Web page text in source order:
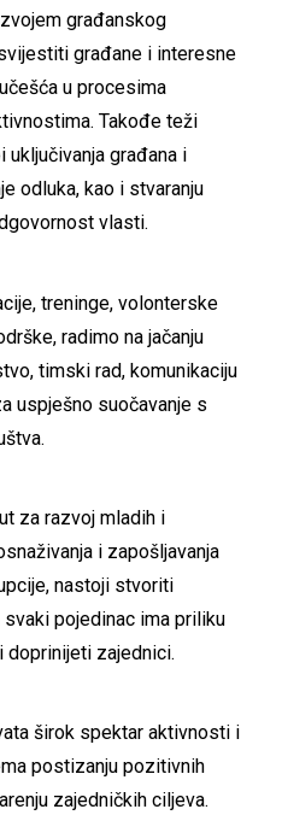
građanskog
građane i interesne
u procesima
Takođe teži
građana i
odluka, kao i stvaranju
vlasti.
treninge, volonterske
radimo na jačanju
timski rad, komunikaciju
uspješno suočavanje s
za razvoj mladih i
i zapošljavanja
nastoji stvoriti
pojedinac ima priliku
zajednici.
širok spektar aktivnosti i
postizanju pozitivnih
zajedničkih ciljeva.